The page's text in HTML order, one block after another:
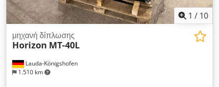
1 / 10
Lauda-Königshofen
1.510 km
μηχανή δίπλωσης
Horizon MT-40L